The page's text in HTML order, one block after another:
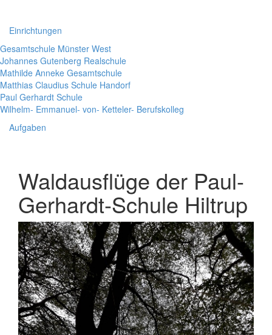
Einrichtungen
Gesamtschule Münster West
Johannes Gutenberg Realschule
Mathilde Anneke Gesamtschule
Matthias Claudius Schule Handorf
Paul Gerhardt Schule
Wilhelm- Emmanuel- von- Ketteler- Berufskolleg
Aufgaben
Waldausflüge der Paul-
Gerhardt-Schule Hiltrup